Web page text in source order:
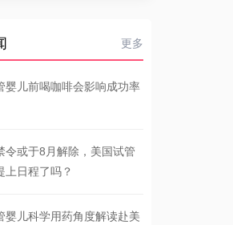
更多
婴儿前喝咖啡会影响成功率
令或于8月解除，美国试管
上日程了吗？
婴儿科学用药角度解读赴美